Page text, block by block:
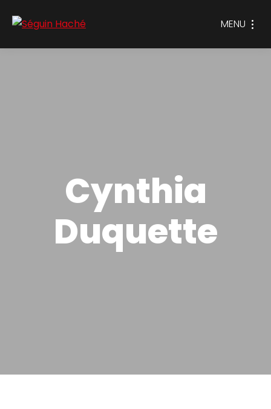
MENU
Cynthia
Duquette